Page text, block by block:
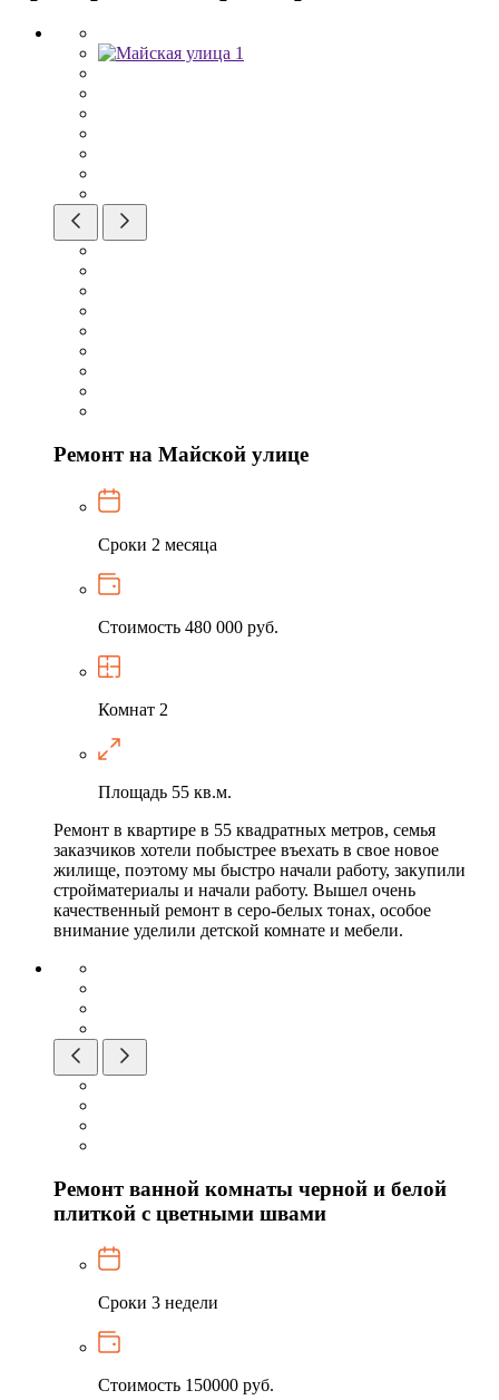
Ремонт на Майской улице
Сроки 2 месяца
Стоимость 480 000 руб.
Комнат 2
Площадь 55 кв.м.
Ремонт в квартире в 55 квадратных метров, семья
заказчиков хотели побыстрее въехать в свое новое
жилище, поэтому мы быстро начали работу, закупили
стройматериалы и начали работу. Вышел очень
качественный ремонт в серо-белых тонах, особое
внимание уделили детской комнате и мебели.
Ремонт ванной комнаты черной и белой
плиткой с цветными швами
Сроки 3 недели
Стоимость 150000 руб.